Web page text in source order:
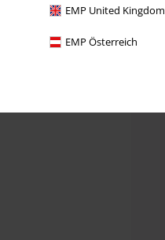
EMP United Kingdom
EMP Österreich